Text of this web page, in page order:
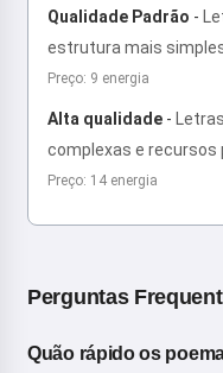
Qualidade Padrão -
estrutura mais
Preço: 9 energia
Alta qualidade -
complexas e recursos
Preço: 14 energia
Perguntas
Quão rápido os